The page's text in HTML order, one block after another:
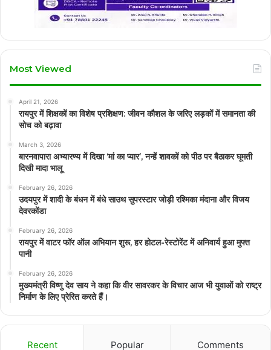
Most Viewed
April 21, 2026
रायपुर में शिक्षकों का विशेष प्रशिक्षण: जीवन कौशल के जरिए लड़कों में समानता की
सोच को बढ़ावा
March 3, 2026
बारनवापारा अभ्यारण्य में दिखा ‘मां का प्यार’, नन्हें शावकों को पीठ पर बैठाकर घूमती
दिखी मादा भालू
February 26, 2026
उदयपुर में शादी के बंधन में बंधे साउथ सुपरस्टार जोड़ी रश्मिका मंदाना और विजय
देवरकोंडा
February 26, 2026
रायपुर में वाटर फॉर ऑल अभियान शुरू, हर होटल-रेस्टोरेंट में अनिवार्य हुआ मुफ्त
पानी
February 26, 2026
मुख्यमंत्री विष्णु देव साय ने कहा कि वीर सावरकर के विचार आज भी युवाओं को राष्ट्र
निर्माण के लिए प्रेरित करते हैं।
Recent Popular Comments